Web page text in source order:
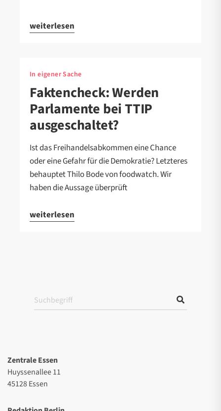
weiterlesen
In eigener Sache
Faktencheck: Werden
Parlamente bei TTIP
ausgeschaltet?
Ist das Freihandelsabkommen eine Chance
oder eine Gefahr für die Demokratie? Letzteres
behauptet Thilo Bode von foodwatch. Wir
haben die Aussage überprüft
weiterlesen
Zentrale Essen
Huyssenallee 11
45128 Essen